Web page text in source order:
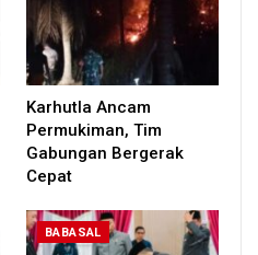
Karhutla Ancam
Permukiman, Tim
Gabungan Bergerak
Cepat
BABASAL